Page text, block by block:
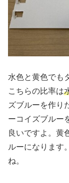
水色と黄色でも
こちらの比率は
ズブルーを作り
ーコイズブルー
良いですよ。黄
ルーになります
ね。